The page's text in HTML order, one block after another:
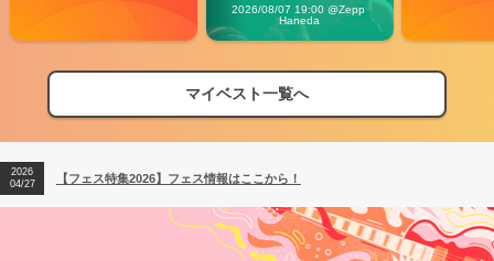
Carnival」
2026/08/07 19:00 @Zepp
Haneda
マイベスト一覧へ
【フェス特集2026】フェス情報はここから！
【ライブ動員ランキング】2026年上半期編発表！
2026
04/27
【フェス特集2026】フェス情報はここから！
2026
【ライブ動員ランキング】2026年上半期編発表！